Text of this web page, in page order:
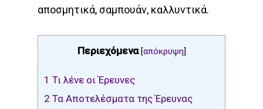
αποσμητικά, σαμπουάν, καλλυντικά.
Περιεχόμενα [απόκρυψη]
1 Τι λένε οι Έρευνες
2 Τα Αποτελέσματα της Έρευνας